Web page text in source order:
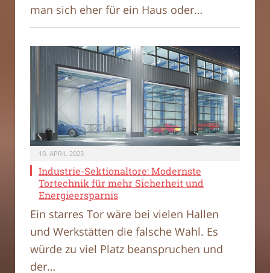
man sich eher für ein Haus oder…
10. APRIL 2023
Industrie-Sektionaltore: Modernste
Tortechnik für mehr Sicherheit und
Energieersparnis
Ein starres Tor wäre bei vielen Hallen
und Werkstätten die falsche Wahl. Es
würde zu viel Platz beanspruchen und
der…